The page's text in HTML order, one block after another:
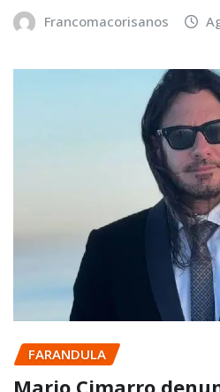
Francomacorisanos
FARANDULA
Mario Cimarro